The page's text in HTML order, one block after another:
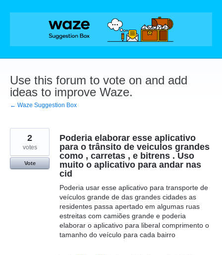
Skip
Use this forum to vote on and add
ideas to improve Waze.
← Waze Suggestion Box
Poderia elaborar esse aplicativo
para o trânsito de veiculos grandes
como , carretas , e bitrens . Uso
muito o aplicativo para andar nas
cid
Poderia usar esse aplicativo para transporte de
veículos grande de das grandes cidades as
residentes passa apertado em algumas ruas
estreitas com camiões grande e poderia
elaborar o aplicativo para liberal comprimento o
tamanho do veículo para cada bairro
2
votes
Vote